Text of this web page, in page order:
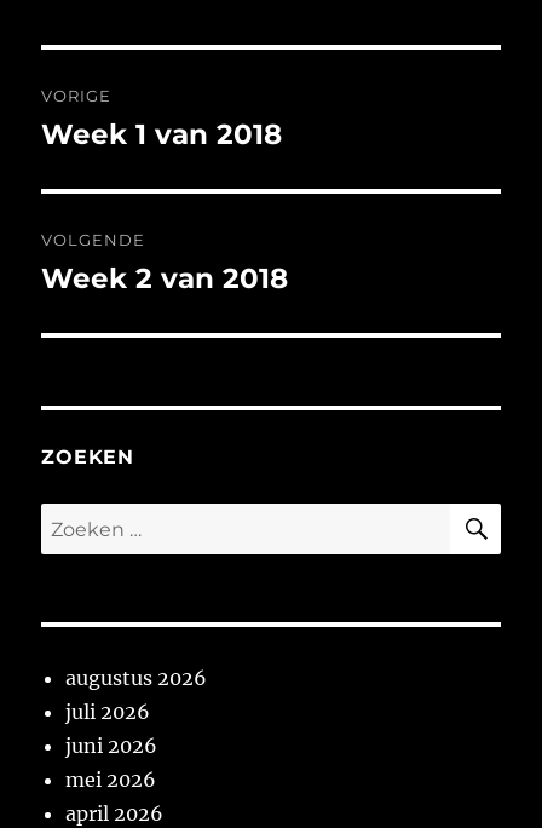
navigatie
VORIGE
Vorig
Week 1 van 2018
VOLGENDE
Volgend
Week 2 van 2018
ZOEKEN
Zoeken
naar:
augustus 2026
juli 2026
juni 2026
mei 2026
april 2026